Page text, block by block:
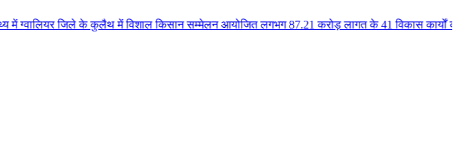
में विशाल किसान सम्मेलन आयोजित लगभग 87.21 करोड़ लागत के 41 विकास कार्यों का किया लोकार्पण